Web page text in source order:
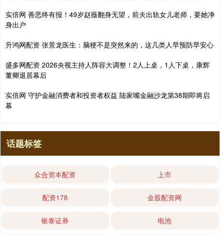
实倍网 善恶终有报！49岁赵薇翻身无望，前夫出轨女儿老师，要她净
身出户
升鸿网配资 张景龙医生：脑梗不是突然来的，这几类人早预防早安心
盛多网配资 2026央视主持人阵容大调整！2人上桌，1人下桌，康辉
董卿退居幕后
实倍网 守护金融消费者和投资者权益 陆家嘴金融沙龙第38期即将启
幕
话题标签
众合资本配资 上市
配资178 金股配资网
银泰证券 电池